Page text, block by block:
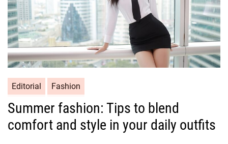
Editorial Fashion
Summer fashion: Tips to blend
comfort and style in your daily outfits